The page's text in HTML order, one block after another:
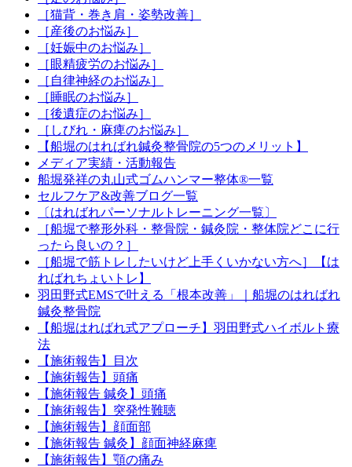
［猫背・巻き肩・姿勢改善］
［産後のお悩み］
［妊娠中のお悩み］
［眼精疲労のお悩み］
［自律神経のお悩み］
［睡眠のお悩み］
［後遺症のお悩み］
［しびれ・麻痺のお悩み］
【船堀のはればれ鍼灸整骨院の5つのメリット】
メディア実績・活動報告
船堀発祥の丸山式ゴムハンマー整体®︎一覧
セルフケア&改善ブログ一覧
〔はればれパーソナルトレーニング一覧〕
［船堀で整形外科・整骨院・鍼灸院・整体院どこに行
ったら良いの？］
［船堀で筋トレしたいけど上手くいかない方へ］【は
ればれちょいトレ】
羽田野式EMSで叶える「根本改善」｜船堀のはればれ
鍼灸整骨院
【船堀はればれ式アプローチ】羽田野式ハイボルト療
法
【施術報告】目次
【施術報告】頭痛
【施術報告 鍼灸】頭痛
【施術報告】突発性難聴
【施術報告】顔面部
【施術報告 鍼灸】顔面神経麻痺
【施術報告】顎の痛み